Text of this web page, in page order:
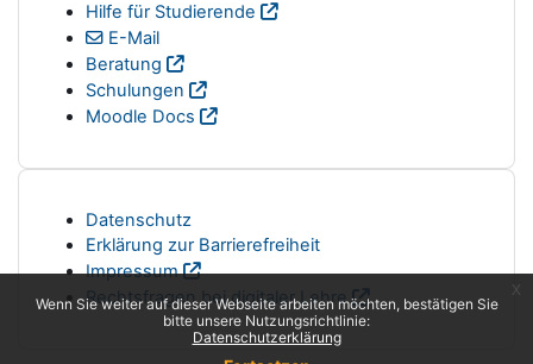
Wenn Sie weiter auf dieser Webseite arbeiten möchten, bestätigen Sie
bitte unsere Nutzungsrichtlinie:
Datenschutzerklärung
Hilfe für Studierende
E-Mail
Beratung
Schulungen
Moodle Docs
Datenschutz
Erklärung zur Barrierefreiheit
Impressum
Rechtsfragen bei digitaler Lehre